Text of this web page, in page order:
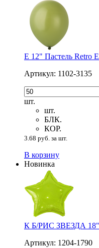
Е 12" Пастель Retro
Артикул: 1102-3135
шт.
шт.
БЛК.
КОР.
3.68 руб. за шт.
В корзину
Новинка
К Б/РИС ЗВЕЗДА 18"
Артикул: 1204-1790